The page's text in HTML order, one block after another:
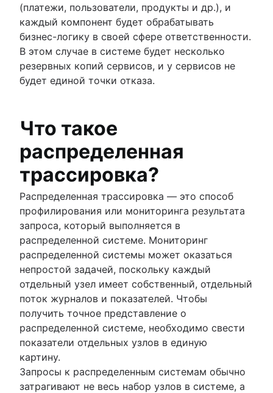
(платежи, пользователи, продукты и др.), и
каждый компонент будет обрабатывать
бизнес-логику в своей сфере ответственности.
В этом случае в системе будет несколько
резервных копий сервисов, и у сервисов не
будет единой точки отказа.
Что такое
распределенная
трассировка?
Распределенная трассировка — это способ
профилирования или мониторинга результата
запроса, который выполняется в
распределенной системе. Мониторинг
распределенной системы может оказаться
непростой задачей, поскольку каждый
отдельный узел имеет собственный, отдельный
поток журналов и показателей. Чтобы
получить точное представление о
распределенной системе, необходимо свести
показатели отдельных узлов в единую
картину.
Запросы к распределенным системам обычно
затрагивают не весь набор узлов в системе, а